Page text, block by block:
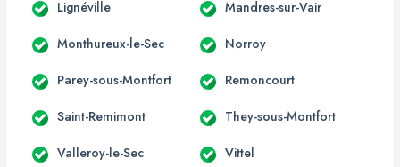
Lignéville Mandres-sur-Vair
Monthureux-le-Sec Norroy
Parey-sous-Montfort Remoncourt
Saint-Remimont They-sous-Montfort
Valleroy-le-Sec Vittel